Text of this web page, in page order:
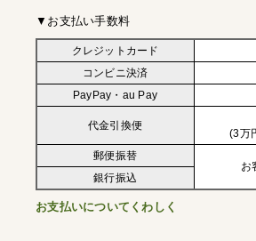
▼お支払い手数料
クレジットカード
コンビニ決済
PayPay・au Pay
代金引換便
(3万
郵便振替
お
銀行振込
お支払いについてくわしく